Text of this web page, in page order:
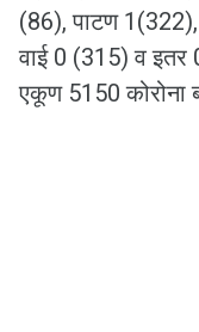
(86), पाटण
वाई 0 (315) व
एकूण 5150 कोरोना